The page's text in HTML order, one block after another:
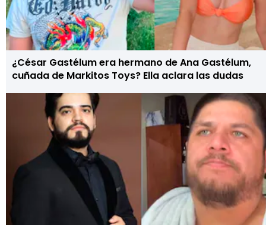
¿César Gastélum era hermano de Ana Gastélum,
cuñada de Markitos Toys? Ella aclara las dudas